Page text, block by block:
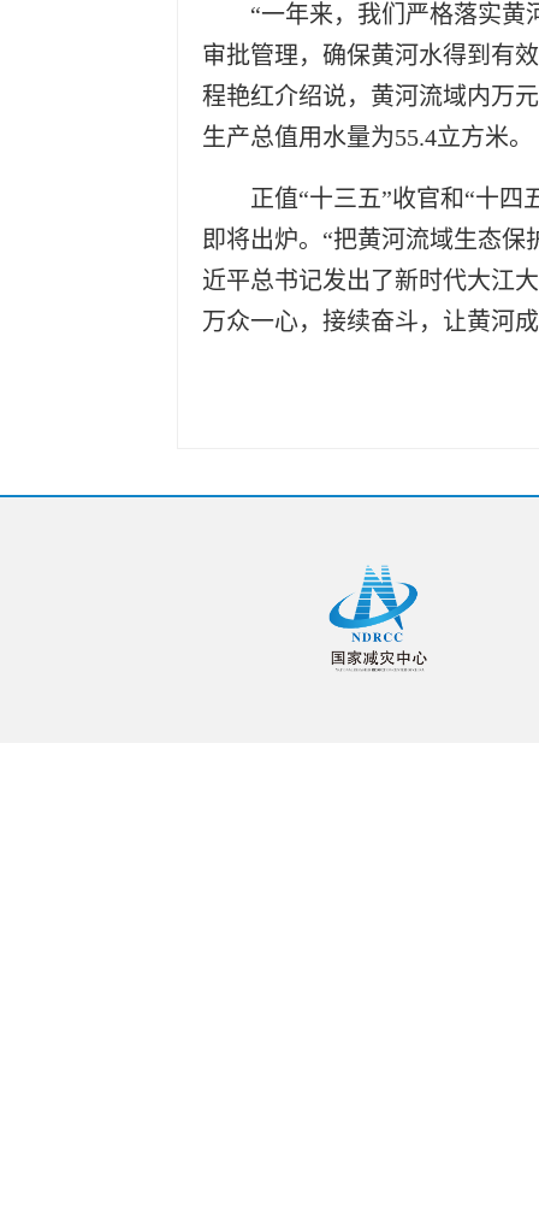
“一年来，我们严格落实
审批管理，确保黄河水得到有
程艳红介绍说，黄河流域内万
生产总值用水量为55.4立方米。
正值“十三五”收官和“十
即将出炉。“把黄河流域生态
近平总书记发出了新时代大江
万众一心，接续奋斗，让黄河